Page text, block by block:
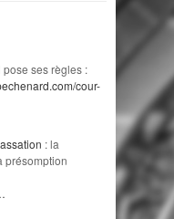
pose ses règles :
cour-
: la
présomption